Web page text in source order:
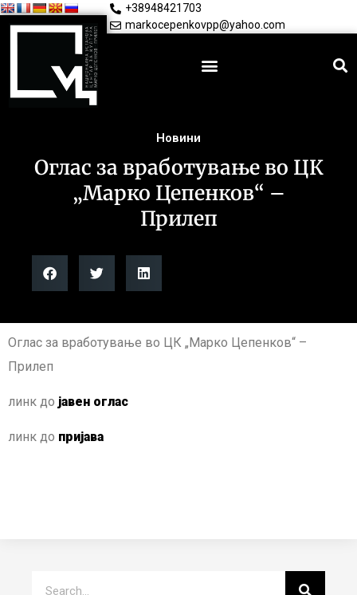
+38948421703
markocepenkovpp@yahoo.com
Новини
Оглас за вработување во ЦК
„Марко Цепенков“ –
Прилеп
Оглас за вработување во ЦК „Марко Цепенков“ –
Прилеп
линк до јавен оглас
линк до пријава